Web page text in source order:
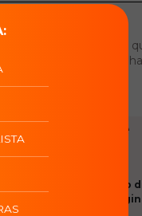
mas logo descobre
em uma
acessibilidade
distribuidores, que
necessário na